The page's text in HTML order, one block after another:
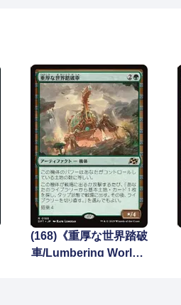
(168)《重厚な世界踏破
車/Lumbering Worldw